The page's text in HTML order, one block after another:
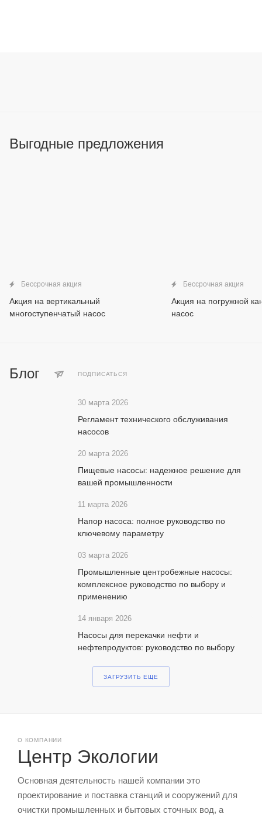
Выгодные предложения
Бессрочная акция
Акция на вертикальный
многоступенчатый насос
Бессрочная акция
Акция на погружной
насос
Блог ПОДПИСАТЬСЯ
30 марта 2026
Регламент технического обслуживания
насосов
20 марта 2026
Пищевые насосы: надежное решение для
вашей промышленности
11 марта 2026
Напор насоса: полное руководство по
ключевому параметру
03 марта 2026
Промышленные центробежные насосы:
комплексное руководство по выбору и
применению
14 января 2026
Насосы для перекачки нефти и
нефтепродуктов: руководство по выбору
ЗАГРУЗИТЬ ЕЩЕ
О КОМПАНИИ
Центр Экологии
Основная деятельность нашей компании это
проектирование и поставка станций и сооружений для
очистки промышленных и бытовых сточных вод, а